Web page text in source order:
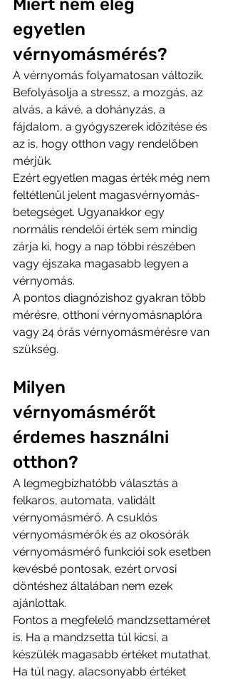
Miért nem elég
egyetlen
vérnyomásmérés?
A vérnyomás folyamatosan változik.
Befolyásolja a stressz, a mozgás, az
alvás, a kávé, a dohányzás, a
fájdalom, a gyógyszerek időzítése és
az is, hogy otthon vagy rendelőben
mérjük.
Ezért egyetlen magas érték még nem
feltétlenül jelent magasvérnyomás-
betegséget. Ugyanakkor egy
normális rendelői érték sem mindig
zárja ki, hogy a nap többi részében
vagy éjszaka magasabb legyen a
vérnyomás.
A pontos diagnózishoz gyakran több
mérésre, otthoni vérnyomásnaplóra
vagy 24 órás vérnyomásmérésre van
szükség.
Milyen
vérnyomásmérőt
érdemes használni
otthon?
A legmegbízhatóbb választás a
felkaros, automata, validált
vérnyomásmérő. A csuklós
vérnyomásmérők és az okosórák
vérnyomásmérő funkciói sok esetben
kevésbé pontosak, ezért orvosi
döntéshez általában nem ezek
ajánlottak.
Fontos a megfelelő mandzsettaméret
is. Ha a mandzsetta túl kicsi, a
készülék magasabb értéket mutathat.
Ha túl nagy, alacsonyabb értéket